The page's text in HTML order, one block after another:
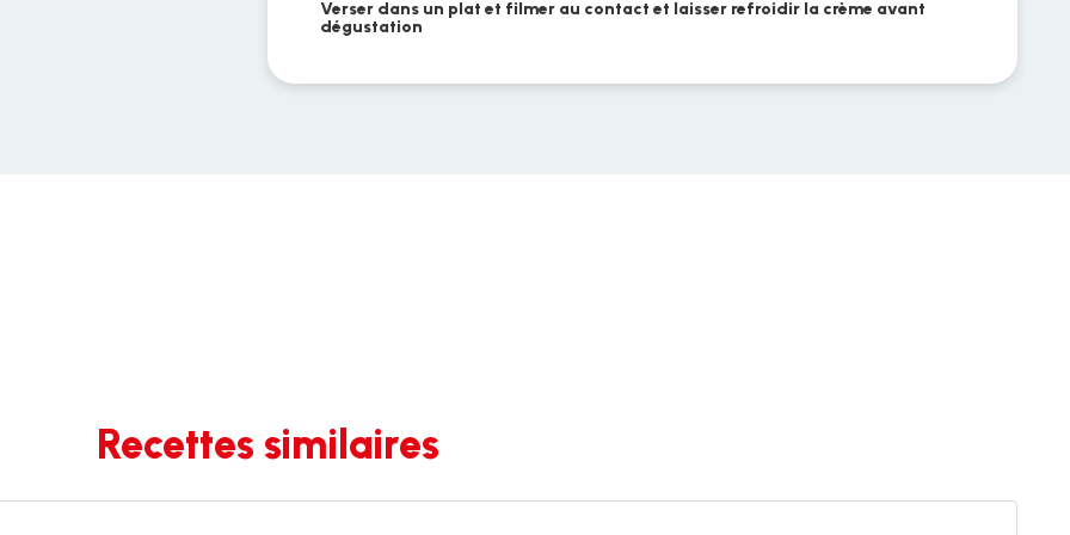
Verser dans un plat et filmer au contact et laisser refroidir la crème avant
dégustation
Recettes similaires